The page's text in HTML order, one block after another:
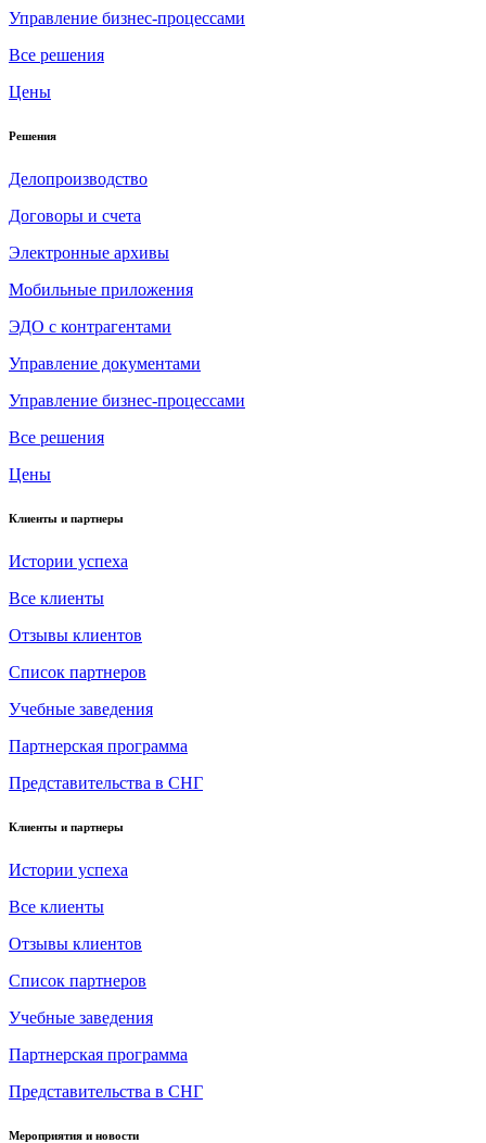
Управление бизнес-процессами
Все решения
Цены
Решения
Делопроизводство
Договоры и счета
Электронные архивы
Мобильные приложения
ЭДО с контрагентами
Управление документами
Управление бизнес-процессами
Все решения
Цены
Клиенты и партнеры
Истории успеха
Все клиенты
Отзывы клиентов
Список партнеров
Учебные заведения
Партнерская программа
Представительства в СНГ
Клиенты и партнеры
Истории успеха
Все клиенты
Отзывы клиентов
Список партнеров
Учебные заведения
Партнерская программа
Представительства в СНГ
Мероприятия и новости